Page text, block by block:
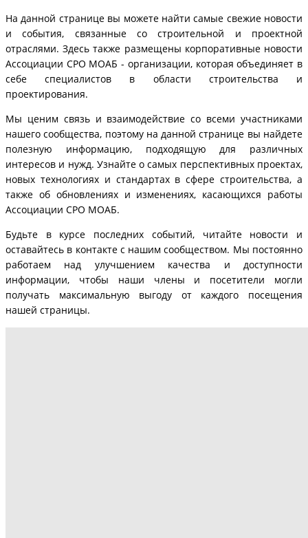
На данной странице вы можете найти самые свежие новости
и события, связанные со строительной и проектной
отраслями. Здесь также размещены корпоративные новости
Ассоциации СРО МОАБ - организации, которая объединяет в
себе специалистов в области строительства и
проектирования.
Мы ценим связь и взаимодействие со всеми участниками
нашего сообщества, поэтому на данной странице вы найдете
полезную информацию, подходящую для различных
интересов и нужд. Узнайте о самых перспективных проектах,
новых технологиях и стандартах в сфере строительства, а
также об обновлениях и изменениях, касающихся работы
Ассоциации СРО МОАБ.
Будьте в курсе последних событий, читайте новости и
оставайтесь в контакте с нашим сообществом. Мы постоянно
работаем над улучшением качества и доступности
информации, чтобы наши члены и посетители могли
получать максимальную выгоду от каждого посещения
нашей страницы.